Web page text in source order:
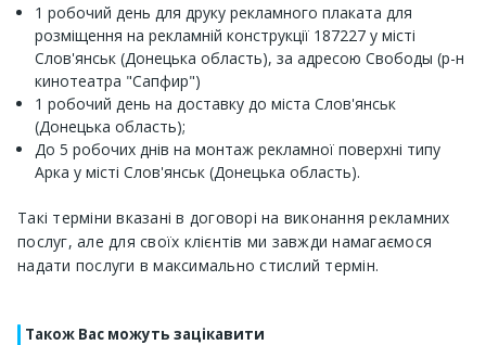
1 робочий день для друку рекламного плаката для
розміщення на рекламній конструкції 187227 у місті
Слов'янськ (Донецька область), за адресою Свободы (р-н
кинотеатра "Сапфир")
1 робочий день на доставку до міста Слов'янськ
(Донецька область);
До 5 робочих днів на монтаж рекламної поверхні типу
Арка у місті Слов'янськ (Донецька область).
Такі терміни вказані в договорі на виконання рекламних
послуг, але для своїх клієнтів ми завжди намагаємося
надати послуги в максимально стислий термін.
Також Вас можуть зацікавити